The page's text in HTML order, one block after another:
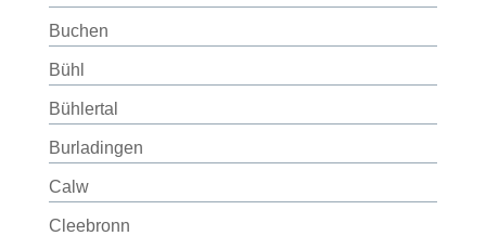
Buchen
Bühl
Bühlertal
Burladingen
Calw
Cleebronn